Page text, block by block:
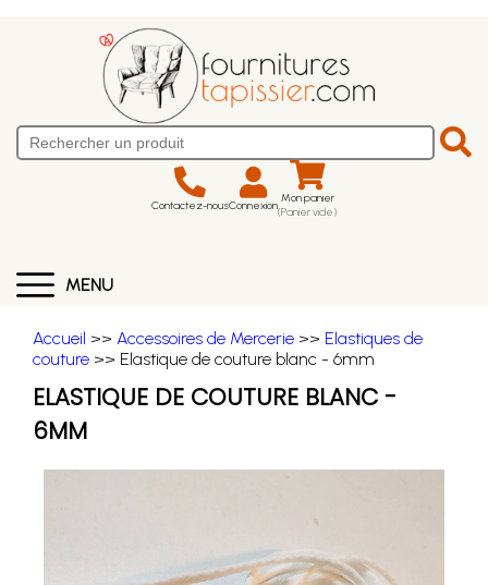
Contactez-nousConnexion Mon panier
(Panier vide)
MENU
Accueil >> Accessoires de Mercerie >> Elastiques de
couture >> Elastique de couture blanc - 6mm
ELASTIQUE DE COUTURE BLANC -
6MM